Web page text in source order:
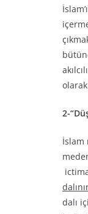
2-
İslam
dalı